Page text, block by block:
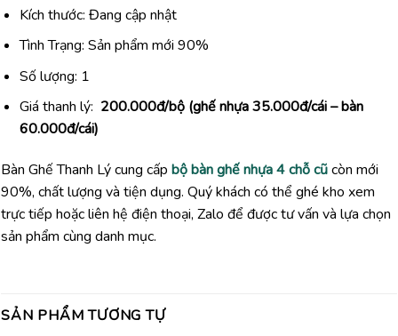
Kích thước: Đang cập nhật
Tình Trạng: Sản phẩm mới 90%
Số lượng: 1
Giá thanh lý: 200.000đ/bộ (ghế nhựa 35.000đ/cái – bàn
60.000đ/cái)
Bàn Ghế Thanh Lý cung cấp bộ bàn ghế nhựa 4 chỗ cũcòn mới
90%, chất lượng và tiện dụng. Quý khách có thể ghé kho xem
trực tiếp hoặc liên hệ điện thoại, Zalo để được tư vấn và lựa chọn
sản phẩm cùng danh mục.
SẢN PHẨM TƯƠNG TỰ